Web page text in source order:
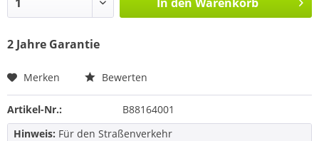
2 Jahre Garantie
Merken Bewerten
Artikel-Nr.:
B88164001
Hinweis: Für den Straßenverkehr